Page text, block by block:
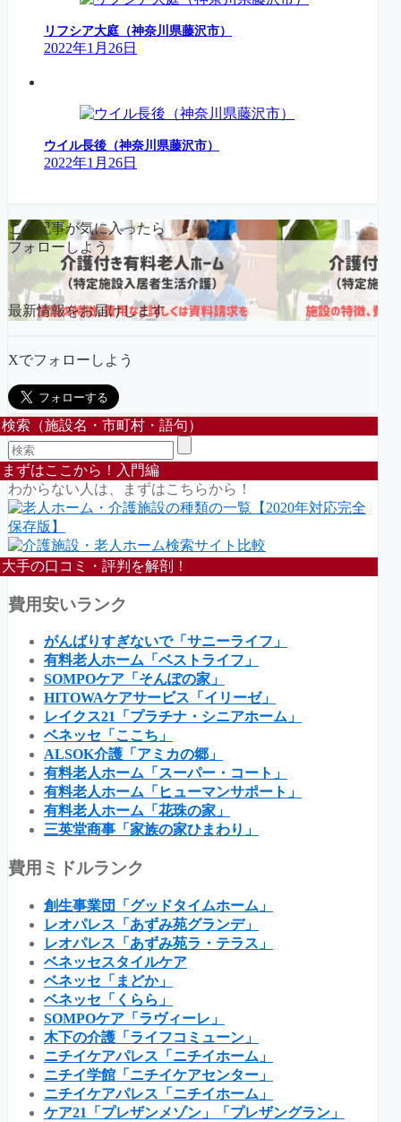
リフシア大庭（神奈川県藤沢市）
2022年1月26日
ウイル長後（神奈川県藤沢市）
2022年1月26日
この記事が気に入ったら
フォローしよう
最新情報をお届けします
Xでフォローしよう
検索（施設名・市町村・語句）
まずはここから！入門編
わからない人は、まずはこちらから！
大手の口コミ・評判を解剖！
費用安いランク
がんばりすぎないで「サニーライフ」
有料老人ホーム「ベストライフ」
SOMPOケア「そんぽの家」
HITOWAケアサービス「イリーゼ」
レイクス21「プラチナ・シニアホーム」
ベネッセ「ここち」
ALSOK介護「アミカの郷」
有料老人ホーム「スーパー・コート」
有料老人ホーム「ヒューマンサポート」
有料老人ホーム「花珠の家」
三英堂商事「家族の家ひまわり」
費用ミドルランク
創生事業団「グッドタイムホーム」
レオパレス「あずみ苑グランデ」
レオパレス「あずみ苑ラ・テラス」
ベネッセスタイルケア
ベネッセ「まどか」
ベネッセ「くらら」
SOMPOケア「ラヴィーレ」
木下の介護「ライフコミューン」
ニチイケアパレス「ニチイホーム」
ニチイ学館「ニチイケアセンター」
ニチイケアパレス「ニチイホーム」
ケア21「プレザンメゾン」「プレザングラン」